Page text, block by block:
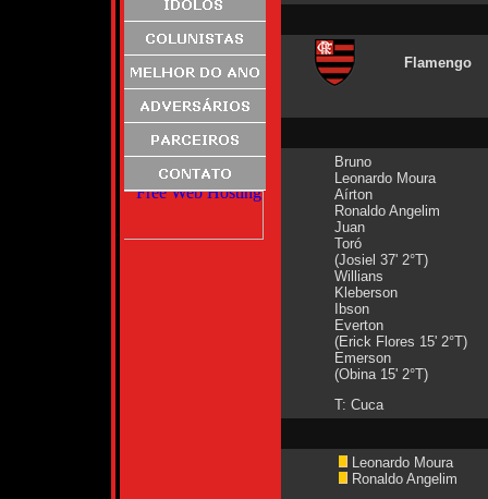
Flamengo
Bruno
Leonardo Moura
Aírton
Ronaldo Angelim
Juan
Toró
(Josiel 37' 2°T)
Willians
Kleberson
Ibson
Everton
(Erick Flores 15' 2°T)
Emerson
(Obina 15' 2°T)
T: Cuca
Leonardo Moura
Ronaldo Angelim